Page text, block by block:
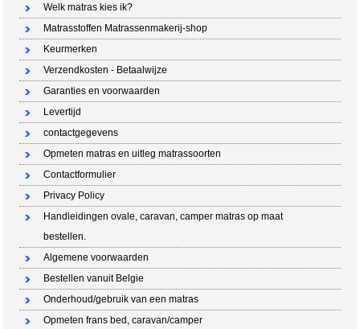
Welk matras kies ik?
Matrasstoffen Matrassenmakerij-shop
Keurmerken
Verzendkosten - Betaalwijze
Garanties en voorwaarden
Levertijd
contactgegevens
Opmeten matras en uitleg matrassoorten
Contactformulier
Privacy Policy
Handleidingen ovale, caravan, camper matras op maat
bestellen.
Algemene voorwaarden
Bestellen vanuit Belgie
Onderhoud/gebruik van een matras
Opmeten frans bed, caravan/camper